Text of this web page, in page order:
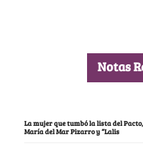
Notas
La mujer que tumbó la lista del
María del Mar Pizarro y “Lalis